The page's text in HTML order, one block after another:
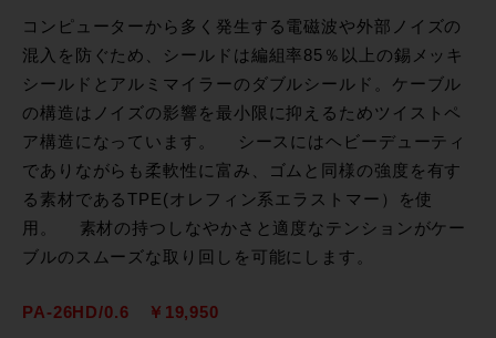
コンピューターから多く発生する電磁波や外部ノイズの
混入を防ぐため、シールドは編組率85％以上の錫メッキ
シールドとアルミマイラーのダブルシールド。ケーブル
の構造はノイズの影響を最小限に抑えるためツイストペ
ア構造になっています。 シースにはヘビーデューティ
でありながらも柔軟性に富み、ゴムと同様の強度を有す
る素材であるTPE(オレフィン系エラストマー）を使
用。 素材の持つしなやかさと適度なテンションがケー
ブルのスムーズな取り回しを可能にします。
PA-26HD/0.6 ￥19,950